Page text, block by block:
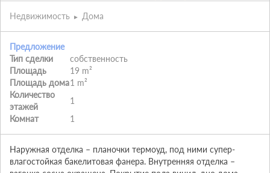
Недвижимость Дома
Предложение
Тип сделки
собственность
Площадь
19 m²
Площадь дома1 m²
Количество
этажей
1
Комнат
1
Наружная отделка – планочки термоуд, под ними супер-
влагостойкая бакелитовая фанера. Внутренняя отделка –